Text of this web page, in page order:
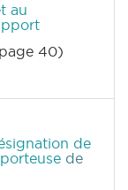
au
40)
de
de